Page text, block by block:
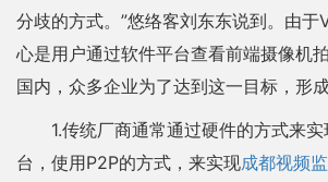
分歧的方式。”悠络客刘东东说到。由于
心是用户通过软件平台查看前端摄像机
国内，众多企业为了达到这一目标，形
1.传统厂商通常通过硬件的方式来
台，使用P2P的方式，来实现成都视频